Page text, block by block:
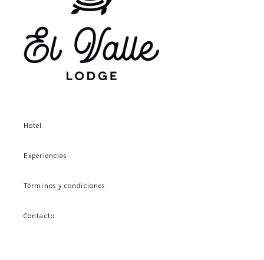
Hotel
Experiencias
Términos y condiciones
Contacto